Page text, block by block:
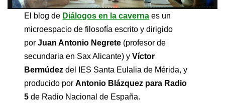
El blog de Diálogos en la caverna es un
microespacio de filosofía escrito y dirigido
porJuan Antonio Negrete (profesor de
secundaria en Sax Alicante) yVíctor
Bermúdezdel IES Santa Eulalia de Mérida, y
producido porAntonio Blázquez para Radio
5 de Radio Nacional de España.